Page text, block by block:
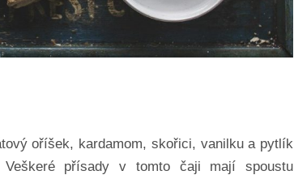
oříšek, kardamom, skořici, vanilku a pytlík
přísady v tomto čaji mají spoustu